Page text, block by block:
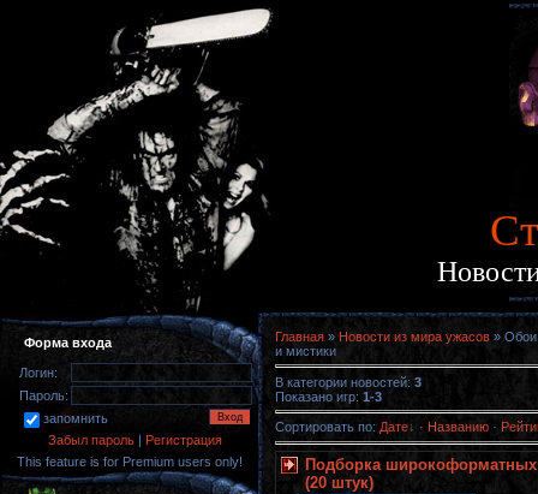
Форма входа
Логин:
Пароль:
запомнить
Забыл пароль | Регистрация
This feature is for Premium users only!
Главная » Новости из мира ужасов » Обои
и мистики
В категории новостей: 3
Показано игр: 1-3
Сортировать по: Дате · Названию ·
Подборка широкоформатных
(20 штук)